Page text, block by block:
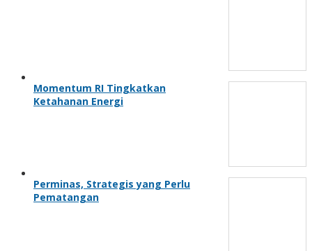
Momentum RI Tingkatkan
Ketahanan Energi
Perminas, Strategis yang Perlu
Pematangan